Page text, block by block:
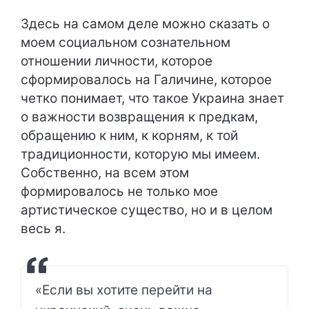
Здесь на самом деле можно сказать о
моем социальном сознательном
отношении личности, которое
сформировалось на Галичине, которое
четко понимает, что такое Украина знает
о важности возвращения к предкам,
обращению к ним, к корням, к той
традиционности, которую мы имеем.
Собственно, на всем этом
формировалось не только мое
артистическое существо, но и в целом
весь я.
«Если вы хотите перейти на